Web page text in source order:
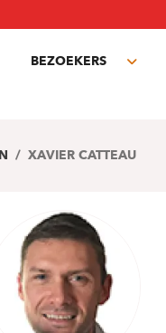
BEZOEKERS
XAVIER CATTEAU